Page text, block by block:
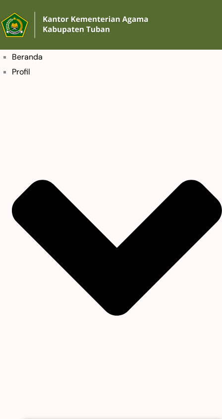
Beranda
Profil